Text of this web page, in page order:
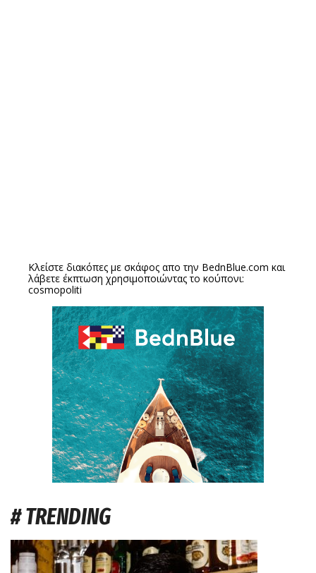
Κλείστε διακόπες με σκάφος απο την BednBlue.com και
λάβετε έκπτωση χρησιμοποιώντας το κούπονι:
cosmopoliti
# TRENDING